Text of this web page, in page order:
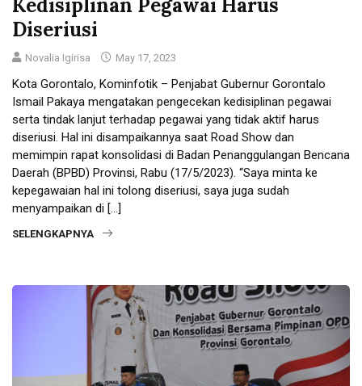
Kedisiplinan Pegawai Harus
Diseriusi
Novalia Igirisa May 17, 2023
Kota Gorontalo, Kominfotik – Penjabat Gubernur Gorontalo
Ismail Pakaya mengatakan pengecekan kedisiplinan pegawai
serta tindak lanjut terhadap pegawai yang tidak aktif harus
diseriusi. Hal ini disampaikannya saat Road Show dan
memimpin rapat konsolidasi di Badan Penanggulangan Bencana
Daerah (BPBD) Provinsi, Rabu (17/5/2023). “Saya minta ke
kepegawaian hal ini tolong diseriusi, saya juga sudah
menyampaikan di […]
SELENGKAPNYA